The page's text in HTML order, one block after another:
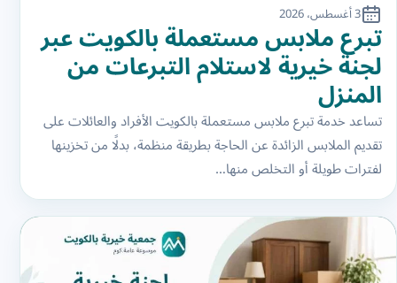
3 أغسطس، 2026
تبرع ملابس مستعملة بالكويت عبر
لجنة خيرية لاستلام التبرعات من
المنزل
تساعد خدمة تبرع ملابس مستعملة بالكويت الأفراد والعائلات على
تقديم الملابس الزائدة عن الحاجة بطريقة منظمة، بدلًا من تخزينها
لفترات طويلة أو التخلص منها…